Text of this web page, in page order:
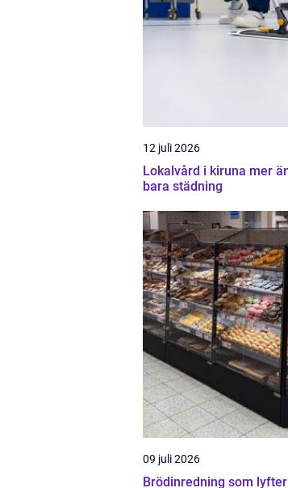
12 juli 2026
Lokalvård i kiruna mer än
bara städning
09 juli 2026
Brödinredning som lyfter